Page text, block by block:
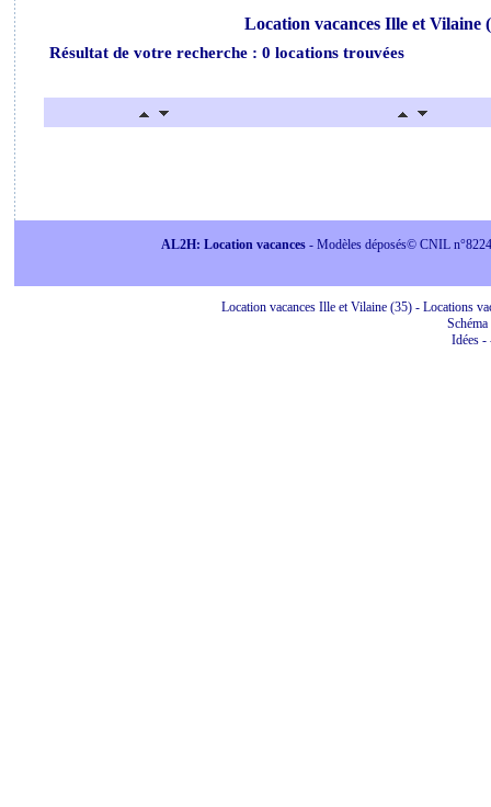
Location vacances Ille et Vilaine
Résultat de votre recherche : 0 locations trouvées
AL2H: Location vacances- Modèles déposés© CNIL
Location vacances Ille et Vilaine (35) - Locations
Idées -